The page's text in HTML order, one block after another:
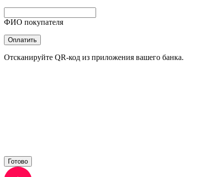
ФИО покупателя
Оплатить
Отсканируйте QR-код из приложения вашего банка.
Готово